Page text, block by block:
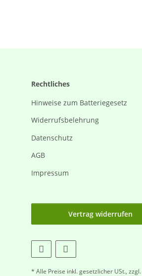
Rechtliches
Hinweise zum Batteriegesetz
Widerrufsbelehrung
Datenschutz
AGB
Impressum
Vertrag widerrufen
* Alle Preise inkl. gesetzlicher USt., zzgl.